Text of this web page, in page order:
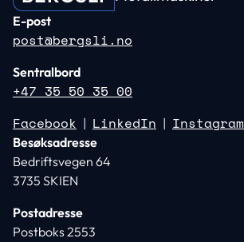
E-post
post@bergsli.no
Sentralbord
+47 35 50 35 00
Facebook | LinkedIn | Instagram
Besøksadresse
Bedriftsvegen 64
3735 SKIEN
Postadresse
Postboks 2553